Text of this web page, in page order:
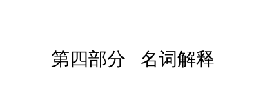
第四部分 名词解释